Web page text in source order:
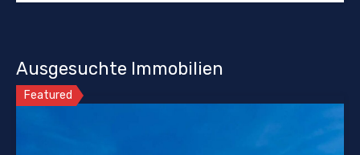
Ausgesuchte Immobilien
Featured